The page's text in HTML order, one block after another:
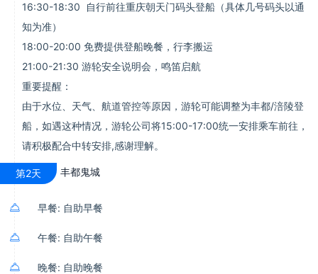
16:30-18:30 自行前往重庆朝天门码头登船（具体几号码头以通
知为准）
18:00-20:00 免费提供登船晚餐，行李搬运
21:00-21:30 游轮安全说明会，鸣笛启航
重要提醒：
由于水位、天气、航道管控等原因，游轮可能调整为丰都/涪陵登
船，如遇这种情况，游轮公司将15:00-17:00统一安排乘车前往，
请积极配合中转安排,感谢理解。
第2天 丰都鬼城
 早餐: 自助早餐
 午餐: 自助午餐
 晚餐: 自助晚餐